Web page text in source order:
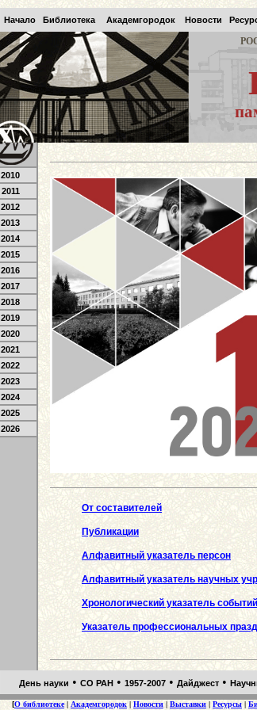
Начало Библиотека Академгородок Новости
2010
2011
2012
2013
2014
2015
2016
2017
2018
2019
2020
2021
2022
2023
2024
2025
2026
От составителей
Публикации
Aлфавитный указатель персон
Aлфавитный указатель научных
Хронологический указатель событий
Указатель профессиональных
День науки • СО РАН • 1957-2007 • Дайджест •
[О библиотеке| Академгородок | Новости | Выставки | Ресурсы |